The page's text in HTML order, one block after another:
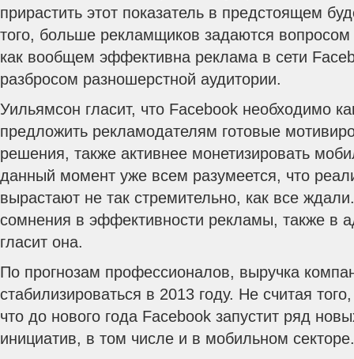
прирастить этот показатель в предстоящем
того, больше рекламщиков задаются вопросом
как вообщем эффективна реклама в сети
разбросом разношерстной аудитории.
Уильямсон гласит, что Facebook необходимо
предложить рекламодателям готовые
решения, также активнее монетизировать
данный момент уже всем разумеется, что
вырастают не так стремительно, как все
сомнения в эффективности рекламы, также в
гласит она.
По прогнозам профессионалов, выручка
стабилизироваться в 2013 году. Не считая
что до нового года Facebook запустит ряд
инициатив, в том числе и в мобильном секторе.